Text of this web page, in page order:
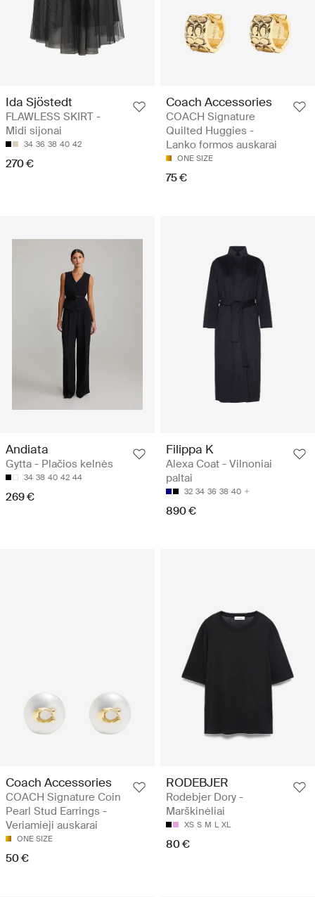
Ida Sjöstedt
FLAWLESS SKIRT -
Midi sijonai
34 36 38 40 42
270 €
Coach Accessories
COACH Signature
Quilted Huggies -
Lanko formos auskarai
ONE SIZE
75 €
Andiata
Gytta - Plačios kelnės
34 38 40 42 44
269 €
Filippa K
Alexa Coat - Vilnoniai
paltai
32 34 36 38 40
890 €
Coach Accessories
COACH Signature Coin
Pearl Stud Earrings -
Veriamieji auskarai
ONE SIZE
50 €
RODEBJER
Rodebjer Dory -
Marškinėliai
XS S M L XL
80 €